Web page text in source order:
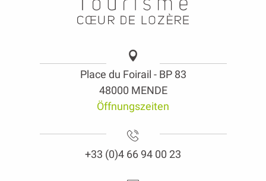
Place du Foirail - BP 83
48000 MENDE
Öffnungszeiten
+33 (0)4 66 94 00 23